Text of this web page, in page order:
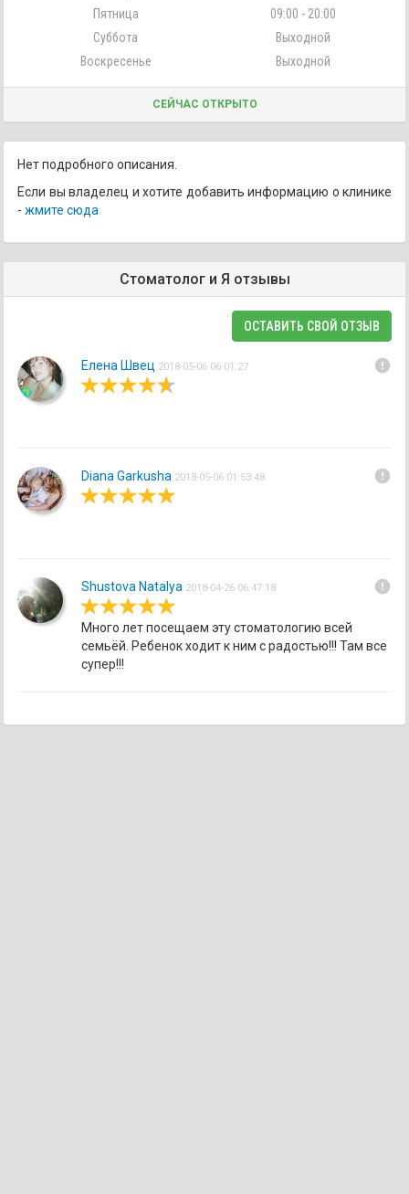
Пятница
09:00 - 20:00
Суббота
Выходной
Воскресенье
Выходной
СЕЙЧАС ОТКРЫТО
Нет подробного описания.
Если вы владелец и хотите добавить информацию о клинике
- жмите сюда
Стоматолог и Я отзывы
ОСТАВИТЬ СВОЙ ОТЗЫВ
Елена Швец 2018-05-06 06:01:27 error
Diana Garkusha 2018-05-06 01:53:48 error
Shustova Natalya 2018-04-26 06:47:18 error
Много лет посещаем эту стоматологию всей
семьёй. Ребенок ходит к ним с радостью!!! Там все
супер!!!